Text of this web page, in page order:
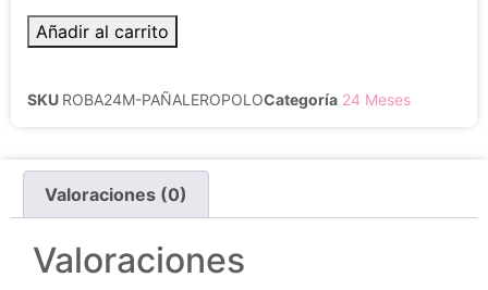
Añadir al carrito
SKU ROBA24M-PAÑALEROPOLOCategoría 24 Meses
Valoraciones (0)
Valoraciones